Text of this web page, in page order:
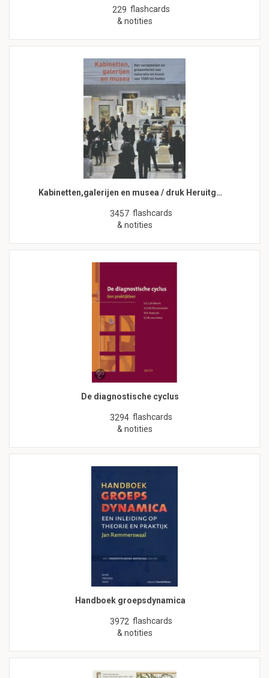
229 flashcards
& notities
Kabinetten,galerijen en musea / druk Heruitg…
3457 flashcards
& notities
De diagnostische cyclus
3294 flashcards
& notities
Handboek groepsdynamica
3972 flashcards
& notities